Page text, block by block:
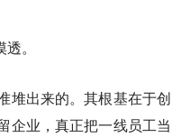
。
堆出来的。其根基在于创
企业，真正把一线员工当